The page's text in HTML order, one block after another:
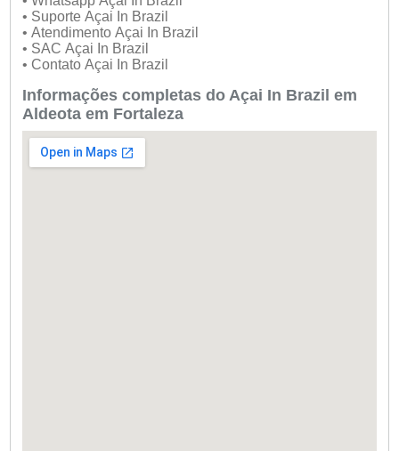
• Suporte Açai In Brazil
• Atendimento Açai In Brazil
• SAC Açai In Brazil
• Contato Açai In Brazil
Informações completas do Açai In Brazil em
Aldeota em Fortaleza